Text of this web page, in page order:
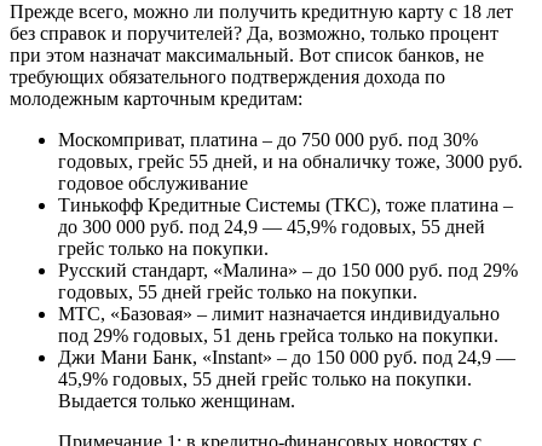
Прежде всего, можно ли получить кредитную карту с 18 лет
без справок и поручителей? Да, возможно, только процент
при этом назначат максимальный. Вот список банков, не
требующих обязательного подтверждения дохода по
молодежным карточным кредитам:
Москомприват, платина – до 750 000 руб. под 30%
годовых, грейс 55 дней, и на обналичку тоже, 3000 руб.
годовое обслуживание
Тинькофф Кредитные Системы (ТКС), тоже платина –
до 300 000 руб. под 24,9 — 45,9% годовых, 55 дней
грейс только на покупки.
Русский стандарт, «Малина» – до 150 000 руб. под 29%
годовых, 55 дней грейс только на покупки.
МТС, «Базовая» – лимит назначается индивидуально
под 29% годовых, 51 день грейса только на покупки.
Джи Мани Банк, «Instant» – до 150 000 руб. под 24,9 —
45,9% годовых, 55 дней грейс только на покупки.
Выдается только женщинам.
Примечание 1: в кредитно-финансовых новостях с